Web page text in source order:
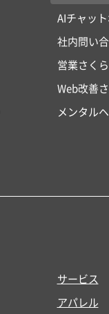
AIチャッ
社内問い
営業さく
Web改善
メンタル
サービス
アパレル